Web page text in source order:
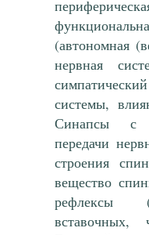
(автономная
нервная
системы,
Синапсы с
передачи
строения
вещество
рефлексы
вставочных,